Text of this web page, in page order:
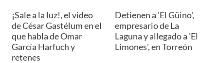
¡Sale a la luz!, el video
de César Gastélum en el
que habla de Omar
García Harfuch y
retenes
Detienen a 'El Güino',
empresario de La
Laguna y allegado a 'El
Limones', en Torreón